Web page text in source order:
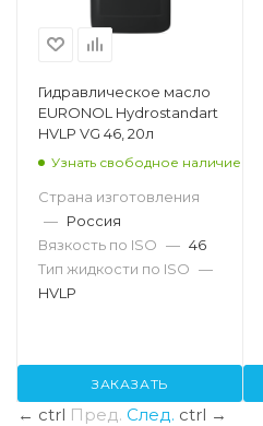
Гидравлическое масло
EURONOL Hydrostandart
HVLP VG 46, 20л
Узнать свободное наличие
Страна изготовления
— Россия
Вязкость по ISO — 46
Тип жидкости по ISO —
HVLP
ЗАКАЗАТЬ
← ctrl Пред. След. ctrl →